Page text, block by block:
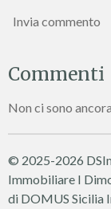
Invia commento
Commenti
Non ci sono
© 2025-2026
Immobiliare I
di DOMUS Sicilia